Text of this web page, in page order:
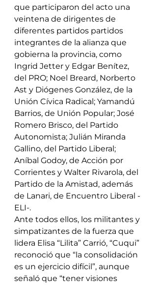
que participaron del acto una
veintena de dirigentes de
diferentes partidos partidos
integrantes de la alianza que
gobierna la provincia, como
Ingrid Jetter y Edgar Benítez,
del PRO; Noel Breard, Norberto
Ast y Diógenes González, de la
Unión Cívica Radical; Yamandú
Barrios, de Unión Popular; José
Romero Brisco, del Partido
Autonomista; Julián Miranda
Gallino, del Partido Liberal;
Aníbal Godoy, de Acción por
Corrientes y Walter Rivarola, del
Partido de la Amistad, además
de Lanari, de Encuentro Liberal -
ELI-.
Ante todos ellos, los militantes y
simpatizantes de la fuerza que
lidera Elisa “Lilita” Carrió, “Cuqui”
reconoció que “la consolidación
es un ejercicio difícil”, aunque
señaló que “tener visiones